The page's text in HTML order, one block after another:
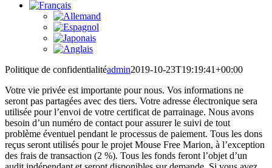
Politique de confidentialitéadmin2019-10-23T19:19:41+00:00
Votre vie privée est importante pour nous. Vos informations ne
seront pas partagées avec des tiers. Votre adresse électronique sera
utilisée pour l’envoi de votre certificat de parrainage. Nous avons
besoin d’un numéro de contact pour assurer le suivi de tout
problème éventuel pendant le processus de paiement. Tous les dons
reçus seront utilisés pour le projet Mouse Free Marion, à l’exception
des frais de transaction (2 %). Tous les fonds feront l’objet d’un